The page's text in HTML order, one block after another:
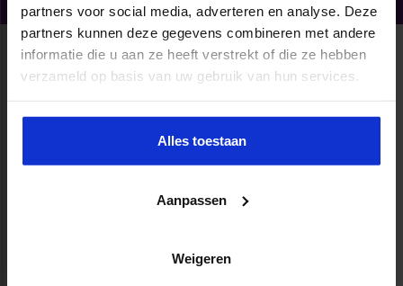
partners voor social media, adverteren en analyse. Deze
partners kunnen deze gegevens combineren met andere
informatie die u aan ze heeft verstrekt of die ze hebben
verzameld op basis van uw gebruik van hun services.
Alles toestaan
Aanpassen
Weigeren
Productaanbod